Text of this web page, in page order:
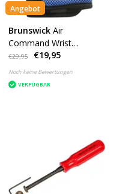
Angebot
Brunswick Air
Command Wrist
Positioner Blue
€29,95 €19,95
Noch keine Bewertungen
VERFÜGBAR